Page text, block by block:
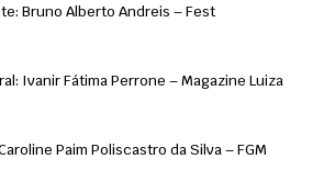
Bruno Alberto Andreis – Fest
Ivanir Fátima Perrone – Magazine Luiza
Paim Poliscastro da Silva – FGM